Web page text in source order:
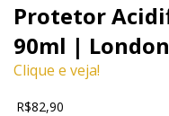
Protetor
90ml |
Clique e veja!
R$82,90